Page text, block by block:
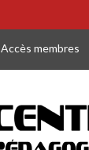
Accès membres